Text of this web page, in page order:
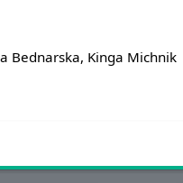
Bednarska, Kinga Michnik